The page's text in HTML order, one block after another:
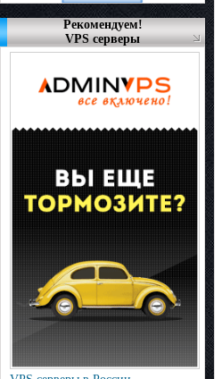
Рекомендуем!
VPS серверы